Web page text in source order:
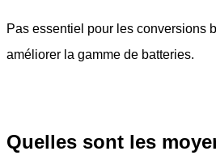
Pas essentiel pour les conversions
améliorer la gamme de batteries.
Quelles sont les